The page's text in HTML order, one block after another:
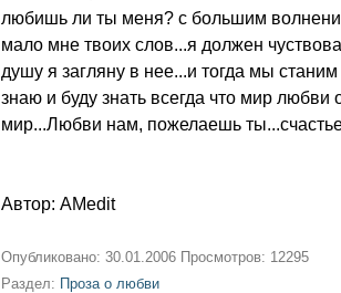
любишь ли ты меня? с большим
мало мне твоих слов...я должен
душу я загляну в нее...и тогда мы
знаю и буду знать всегда что мир любви
мир...Любви нам, пожелаешь
Автор: AMedit
Опубликовано: 30.01.2006 Просмотров: 12295
Раздел: Проза о любви